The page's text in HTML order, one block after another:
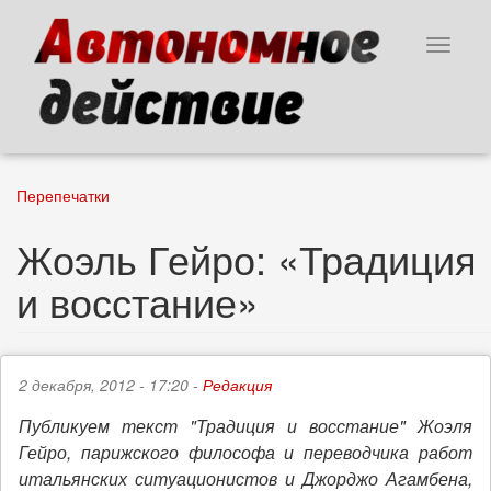
основному
содержанию
Toggle
Перепечатки
Жоэль Гейро: «Традиция
и восстание»
2 декабря, 2012 - 17:20 - Редакция
Публикуем текст "Традиция и восстание" Жоэля
Гейро, парижского философа и переводчика работ
итальянских ситуационистов и Джорджо Агамбена,